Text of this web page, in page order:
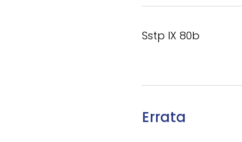
Sstp IX 80b
Errata